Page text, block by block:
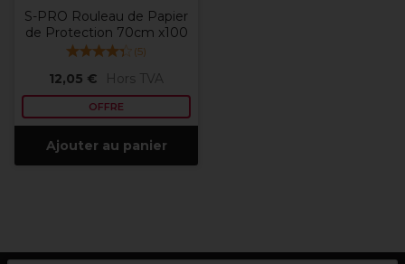
S-PRO Rouleau de Papier
de Protection 70cm x100
(5)
12,05 € Hors TVA
OFFRE
Ajouter au panier